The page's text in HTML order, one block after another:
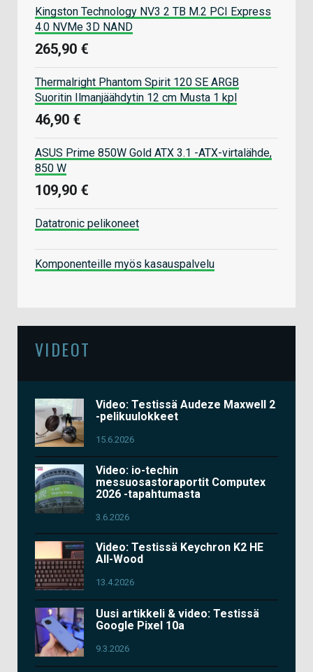
Kingston Technology NV3 2 TB M.2 PCI Express
4.0 NVMe 3D NAND
265,90 €
Thermalright Phantom Spirit 120 SE ARGB
Suoritin Ilmanjäähdytin 12 cm Musta 1 kpl
46,90 €
ASUS Prime 850W Gold ATX 3.1 -ATX-virtalähde,
850 W
109,90 €
Datatronic pelikoneet
Komponenteille myös kasauspalvelu
VIDEOT
Video: Testissä Audeze Maxwell 2
-pelikuulokkeet
15.6.2026
Video: io-techin
messuosastoraportit Computex
2026 -tapahtumasta
3.6.2026
Video: Testissä Keychron K2 HE
All-Wood
13.4.2026
Uusi artikkeli & video: Testissä
Google Pixel 10a
9.3.2026